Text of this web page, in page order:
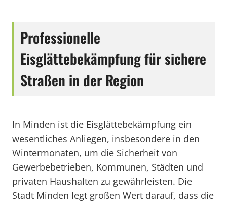
Professionelle
Eisglättebekämpfung für sichere
Straßen in der Region
In Minden ist die Eisglättebekämpfung ein
wesentliches Anliegen, insbesondere in den
Wintermonaten, um die Sicherheit von
Gewerbebetrieben, Kommunen, Städten und
privaten Haushalten zu gewährleisten. Die
Stadt Minden legt großen Wert darauf, dass die